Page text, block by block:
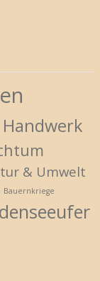
& Umwelt
Bauernkriege